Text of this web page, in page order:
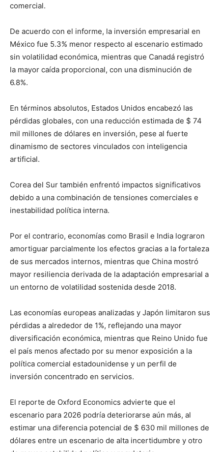
comercial.
De acuerdo con el informe, la inversión empresarial en
México fue 5.3% menor respecto al escenario estimado
sin volatilidad económica, mientras que Canadá registró
la mayor caída proporcional, con una disminución de
6.8%.
En términos absolutos, Estados Unidos encabezó las
pérdidas globales, con una reducción estimada de $ 74
mil millones de dólares en inversión, pese al fuerte
dinamismo de sectores vinculados con inteligencia
artificial.
Corea del Sur también enfrentó impactos significativos
debido a una combinación de tensiones comerciales e
inestabilidad política interna.
Por el contrario, economías como Brasil e India lograron
amortiguar parcialmente los efectos gracias a la fortaleza
de sus mercados internos, mientras que China mostró
mayor resiliencia derivada de la adaptación empresarial a
un entorno de volatilidad sostenida desde 2018.
Las economías europeas analizadas y Japón limitaron sus
pérdidas a alrededor de 1%, reflejando una mayor
diversificación económica, mientras que Reino Unido fue
el país menos afectado por su menor exposición a la
política comercial estadounidense y un perfil de
inversión concentrado en servicios.
El reporte de Oxford Economics advierte que el
escenario para 2026 podría deteriorarse aún más, al
estimar una diferencia potencial de $ 630 mil millones de
dólares entre un escenario de alta incertidumbre y otro